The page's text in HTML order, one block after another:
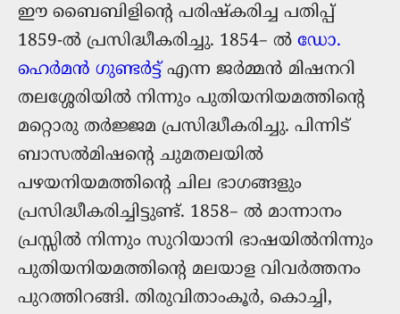
ഈ ബൈബിളിന്റെ പരിഷ്കരിച്ച പതിപ്പ്
1859-ൽ പ്രസിദ്ധീകരിച്ചു. 1854– ല്‍ ഡോ.
ഹെർമൻ ഗുണ്ടര്‍ട്ട്എന്ന ജര്‍മ്മന്‍ മിഷനറി
തലശ്ശേരിയില്‍ നിന്നും പുതിയനിയമത്തിന്റെ
മറ്റൊരു തര്‍ജ്ജമ പ്രസിദ്ധീകരിച്ചു. പിന്നിട്
ബാസല്‍മിഷന്റെ ചുമതലയില്‍
പഴയനിയമത്തിന്റെ ചില ഭാഗങ്ങളും
പ്രസിദ്ധീകരിച്ചിട്ടുണ്ട്. 1858– ല്‍ മാന്നാനം
പ്രസ്സില്‍ നിന്നും സുറിയാനി ഭാഷയില്‍നിന്നും
പുതിയനിയമത്തിന്റെ മലയാള വിവര്‍ത്തനം
പുറത്തിറങ്ങി. ​​​​​തിരുവിതാംകൂർ, കൊച്ചി,